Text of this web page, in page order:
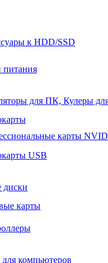
к HDD/SSD
питания
для ПК, Кулеры
карты
USB
диски
карты
компьютеров